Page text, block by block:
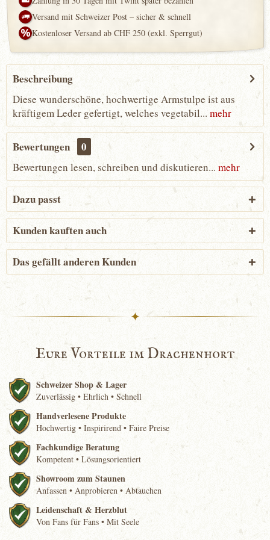
Versand mit Schweizer Post – sicher & schnell
Kostenloser Versand ab CHF 250 (exkl. Sperrgut)
Beschreibung
Diese wunderschöne, hochwertige Armstulpe ist aus
kräftigem Leder gefertigt, welches vegetabil...mehr
Bewertungen 0
Bewertungen lesen, schreiben und diskutieren... mehr
Dazu passt
Kunden kauften auch
Das gefällt anderen Kunden
✦
Eure Vorteile im Drachenhort
Schweizer Shop & Lager
Zuverlässig • Ehrlich • Schnell
Handverlesene Produkte
Hochwertig • Inspirirend • Faire Preise
Fachkundige Beratung
Kompetent • Lösungsorientiert
Showroom zum Staunen
Anfassen • Anprobieren • Abtauchen
Leidenschaft & Herzblut
Von Fans für Fans • Mit Seele